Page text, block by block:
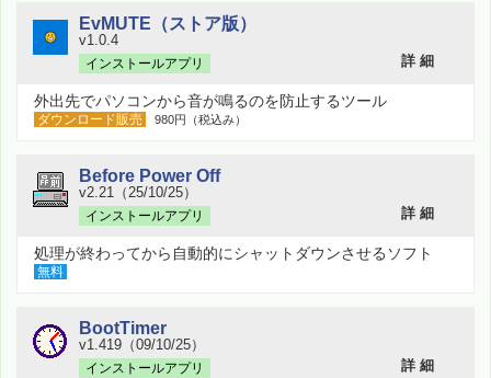
EvMUTE（ストア版）
v1.0.4
インストールアプリ
詳 細
外出先でパソコンから音が鳴るのを防止するツール
ダウンロード販売 980円（税込み）
Before Power Off
v2.21（25/10/25）
インストールアプリ
詳 細
処理が終わってから自動的にシャットダウンさせるソフト
無料
BootTimer
v1.419（09/10/25）
インストールアプリ
詳 細